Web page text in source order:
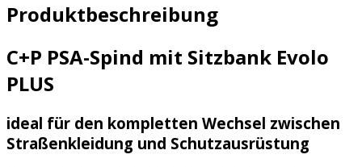
Produktbeschreibung
C+P PSA-Spind mit Sitzbank Evolo
PLUS
ideal für den kompletten Wechsel zwischen
Straßenkleidung und Schutzausrüstung